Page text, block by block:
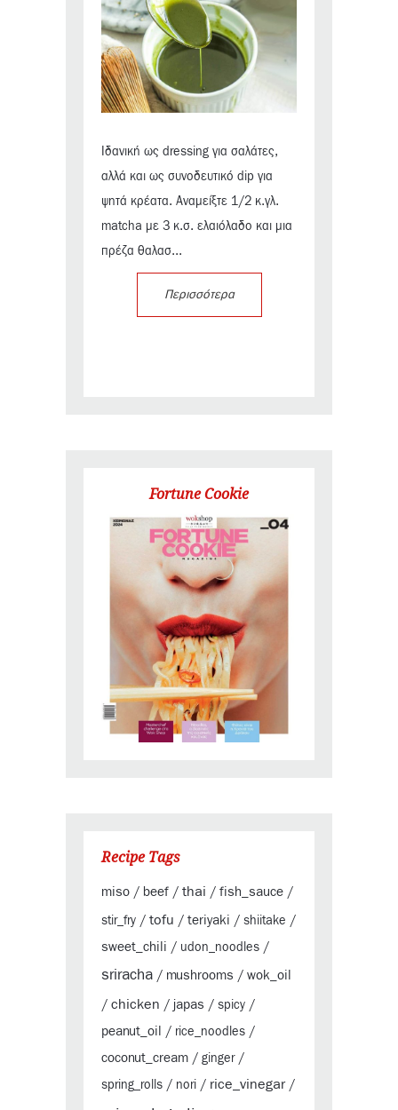
Ιδανική ως dressing για σαλάτες,
αλλά και ως συνοδευτικό dip για
ψητά κρέατα. Αναμείξτε 1/2 κ.γλ.
matcha με 3 κ.σ. ελαιόλαδο και μια
πρέζα θαλασ...
Περισσότερα
Fortune Cookie
Recipe Tags
miso / beef / thai / fish_sauce /
stir_fry / tofu / teriyaki / shiitake /
sweet_chili / udon_noodles /
sriracha / mushrooms / wok_oil
/ chicken / japas / spicy /
peanut_oil / rice_noodles /
coconut_cream / ginger/
spring_rolls / nori / rice_vinegar/